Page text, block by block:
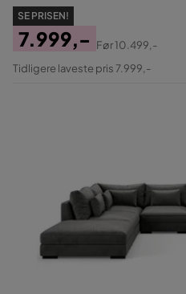
SE PRISEN!
Pris
7.999,-
Original
Før10.499,-
Tidligere laveste pris 7.999,-